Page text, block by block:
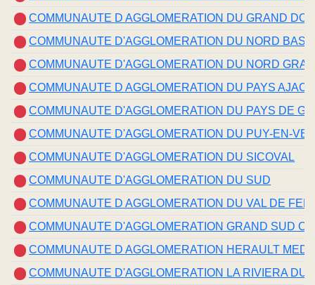
COMMUNAUTE D AGGLOMERATION DU GRAND
COMMUNAUTE D'AGGLOMERATION DU NORD
COMMUNAUTE D'AGGLOMERATION DU NORD
COMMUNAUTE D AGGLOMERATION DU PAYS
COMMUNAUTE D'AGGLOMERATION DU PAYS DE
COMMUNAUTE D'AGGLOMERATION DU PUY-EN-
COMMUNAUTE D'AGGLOMERATION DU SICOVAL
COMMUNAUTE D'AGGLOMERATION DU SUD
COMMUNAUTE D AGGLOMERATION DU VAL DE
COMMUNAUTE D'AGGLOMERATION GRAND SUD
COMMUNAUTE D AGGLOMERATION HERAULT
COMMUNAUTE D'AGGLOMERATION LA RIVIERA DU